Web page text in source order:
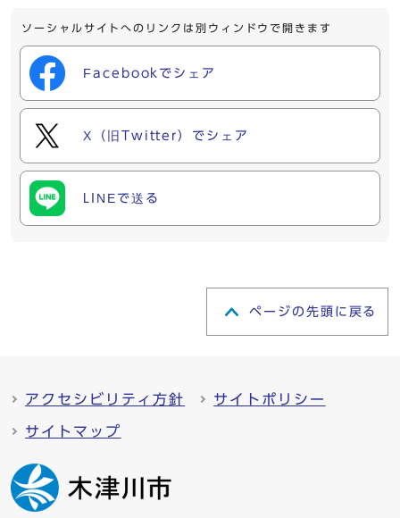
ソーシャルサイトへのリンクは別ウィンドウで開きます
Facebookでシェア
X（旧Twitter）でシェア
LINEで送る
ページの先頭に戻る
アクセシビリティ方針 サイトポリシー
サイトマップ